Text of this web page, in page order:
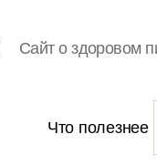
Сайт о здоровом
Что полезнее